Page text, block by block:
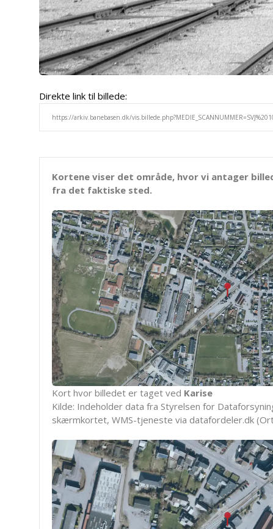
Direkte link til billede:
Kortene viser det område, hvor vi antager
fra det faktiske sted.
Kort hvor billedet er taget ved Karise
Kilde: Indeholder data fra Styrelsen for
skærmkortet, WMS-tjeneste via datafordeler.dk